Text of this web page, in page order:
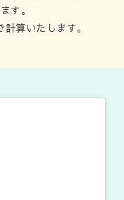
す。
算いたします。